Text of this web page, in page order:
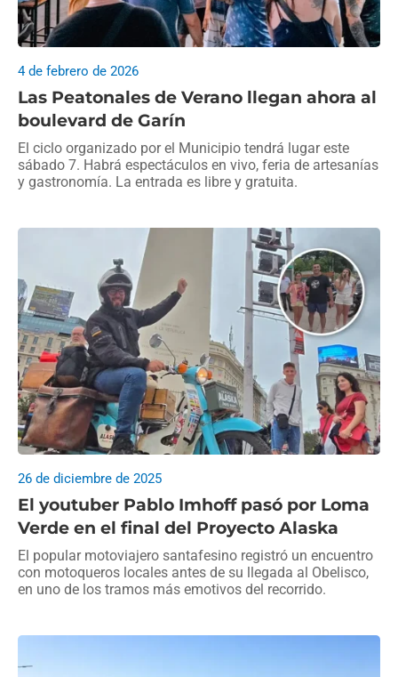
Las Peatonales de Verano llegan ahora al
boulevard de Garín
4 de febrero de 2026
El ciclo organizado por el Municipio tendrá lugar este
sábado 7. Habrá espectáculos en vivo, feria de artesanías
y gastronomía. La entrada es libre y gratuita.
El youtuber Pablo Imhoff pasó por Loma
Verde en el final del Proyecto Alaska
26 de diciembre de 2025
El popular motoviajero santafesino registró un encuentro
con motoqueros locales antes de su llegada al Obelisco,
en uno de los tramos más emotivos del recorrido.